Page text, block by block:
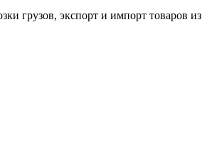
грузов, экспорт и импорт товаров из